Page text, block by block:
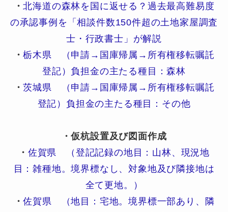
・北海道の森林を国に返せる？過去最高難易度
の承認事例を「相談件数150件超の土地家屋調査
士・行政書士」が解説
・栃木県 （申請→国庫帰属→所有権移転嘱託
登記）負担金の主たる種目：森林
・茨城県 （申請→国庫帰属→所有権移転嘱託
登記）負担金の主たる種目：その他
・仮杭設置及び図面作成
・ 佐賀県 （登記記録の地目：山林、現況地
目：雑種地。境界標なし、対象地及び隣接地は
全て更地。）
・佐賀県 （地目：宅地。境界標一部あり、隣